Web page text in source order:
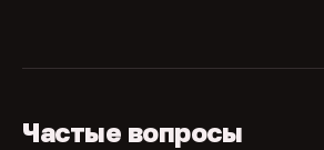
Частые вопросы